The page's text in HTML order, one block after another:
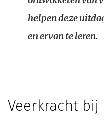
helpen deze
en ervan te leren.
Veerkracht